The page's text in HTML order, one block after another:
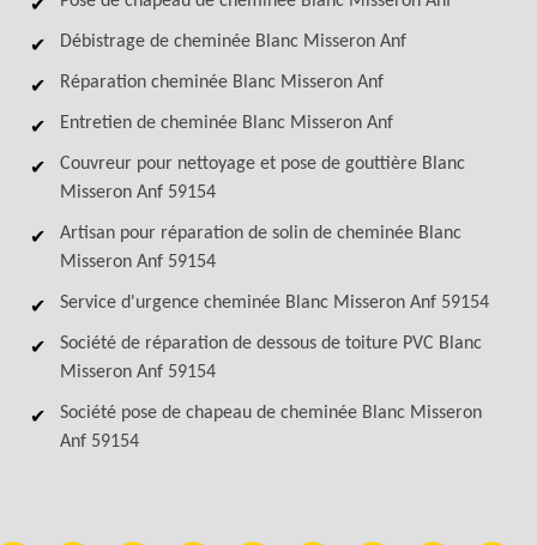
Débistrage de cheminée Blanc Misseron Anf
Réparation cheminée Blanc Misseron Anf
Entretien de cheminée Blanc Misseron Anf
Couvreur pour nettoyage et pose de gouttière Blanc
Misseron Anf 59154
Artisan pour réparation de solin de cheminée Blanc
Misseron Anf 59154
Service d'urgence cheminée Blanc Misseron Anf 59154
Société de réparation de dessous de toiture PVC Blanc
Misseron Anf 59154
Société pose de chapeau de cheminée Blanc Misseron
Anf 59154